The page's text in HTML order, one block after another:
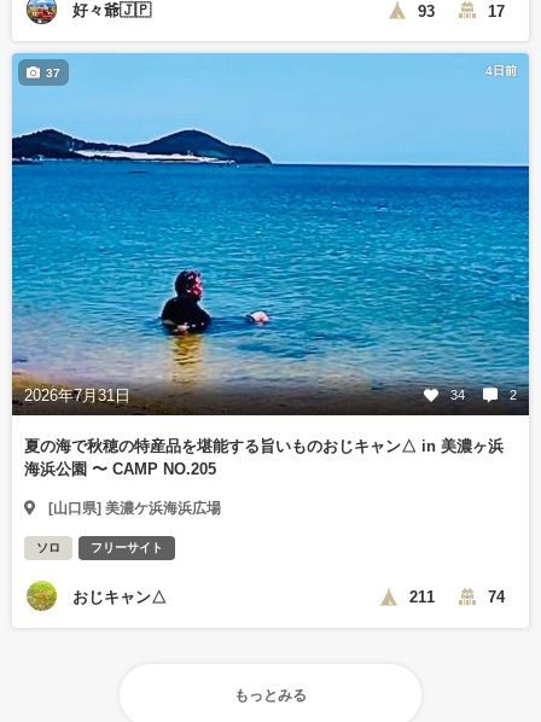
好々爺🇯🇵 93 17
4日前
2026年7月31日 34 2
37
夏の海で秋穂の特産品を堪能する旨いものおじキャン△ in 美濃ヶ浜
海浜公園 〜 CAMP NO.205
[山口県] 美濃ケ浜海浜広場
ソロ フリーサイト
おじキャン△ 211 74
もっとみる